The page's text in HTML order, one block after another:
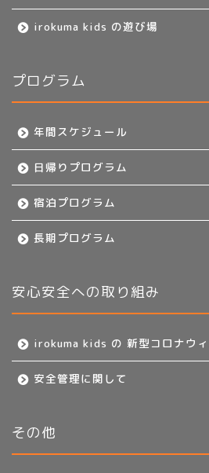
irokuma kids の遊び場
プログラム
年間スケジュール
日帰りプログラム
宿泊プログラム
長期プログラム
安心安全への取り組み
irokuma kids の 新型コロナウ
安全管理に関して
その他